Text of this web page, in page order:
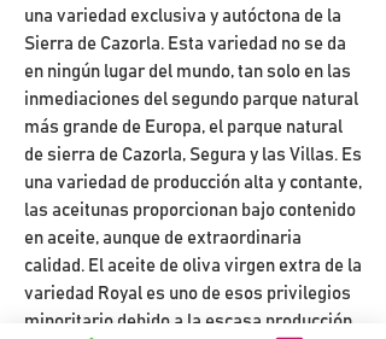
una variedad exclusiva y autóctona de la
Sierra de Cazorla. Esta variedad no se da
en ningún lugar del mundo, tan solo en las
inmediaciones del segundo parque natural
más grande de Europa, el parque natural
de sierra de Cazorla, Segura y las Villas. Es
una variedad de producción alta y contante,
las aceitunas proporcionan bajo contenido
en aceite, aunque de extraordinaria
calidad. El aceite de oliva virgen extra de la
variedad Royal es uno de esos privilegios
minoritario debido a la escasa producción